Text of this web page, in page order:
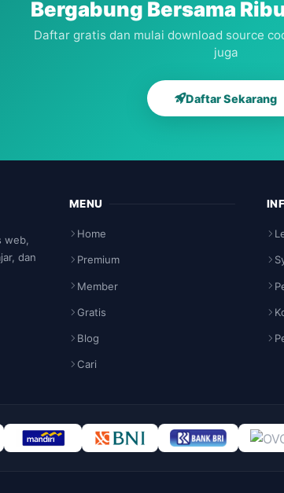
Bergabung Bersama
Daftar gratis dan mulai download source
juga
Daftar Sekarang
web,
dan
MENU
Home
Premium
Member
Gratis
Blog
Cari